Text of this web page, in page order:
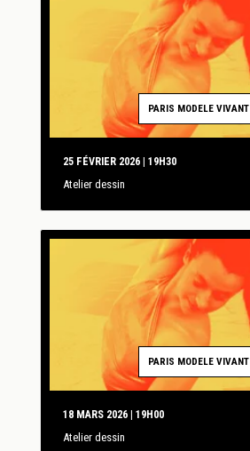
PARIS MODELE VIVANT
25 FÉVRIER 2026 | 19H30
Atelier dessin
PARIS MODELE VIVANT
18 MARS 2026 | 19H00
Atelier dessin